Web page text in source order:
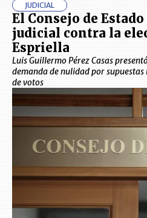
JUDICIAL
El Consejo de
judicial contra la
Espriella
Luis Guillermo Pérez Casas
demanda de nulidad por
de votos